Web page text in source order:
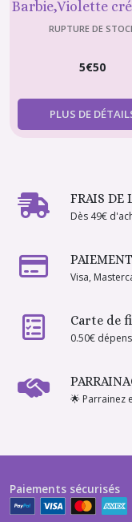
Barbie,Violette
N°56
RUPTURE DE
5€50
PLUS DE
FRAIS DE
Dès 49€
Visa,
Carte de
0.50€
🌟 Parrainez
Paiements sécurisés